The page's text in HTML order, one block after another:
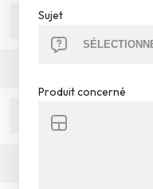
Sujet
Produit concerné